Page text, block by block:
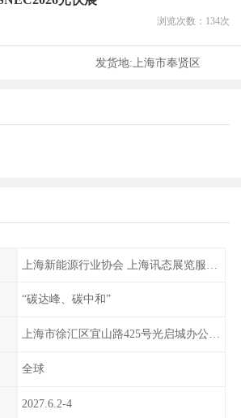
浏览次数： 134次
发货地:上海市奉贤区
“碳达峰、碳中和”
上海市徐汇区宜山路425号光启城办公楼905-907室
全球
2027.6.2-4